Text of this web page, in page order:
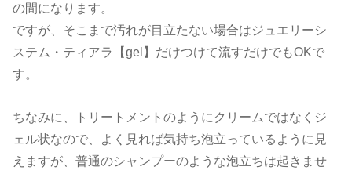
の間になります。
ですが、そこまで汚れが目立たない場合はジュエリーシ
ステム・ティアラ【gel】だけつけて流すだけでもOKで
す。
ちなみに、トリートメントのようにクリームではなくジ
ェル状なので、よく見れば気持ち泡立っているように見
えますが、普通のシャンプーのような泡立ちは起きませ